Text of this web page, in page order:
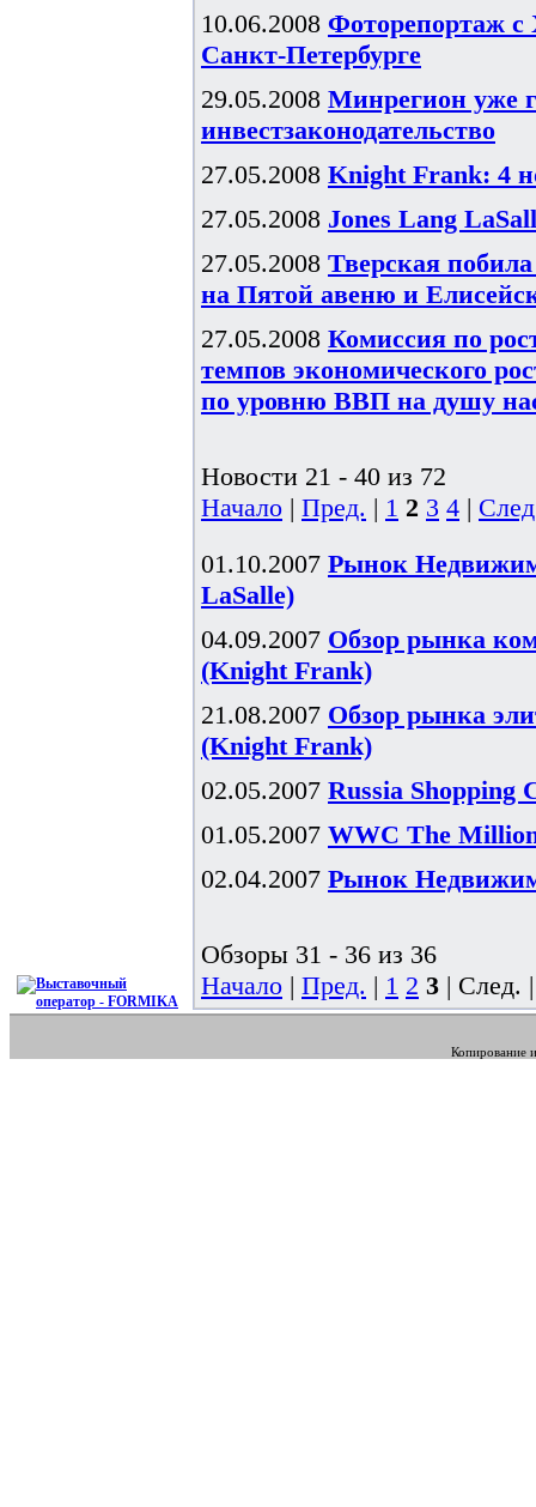
10.06.2008 Фоторепортаж с
Санкт-Петербурге
29.05.2008 Минрегион уже
инвестзаконодательство
27.05.2008 Knight Frank: 4
27.05.2008 Jones Lang
27.05.2008 Тверская
на Пятой авеню и
27.05.2008 Комиссия по
темпов экономического
по уровню ВВП на душу
Новости 21 - 40 из 72
Начало | Пред. | 1 2 3 4 |
01.10.2007 Рынок
LaSalle)
04.09.2007 Обзор рынка
(Knight Frank)
21.08.2007 Обзор рынка
(Knight Frank)
02.05.2007 Russia Shopping
01.05.2007 WWC The
02.04.2007 Рынок
Обзоры 31 - 36 из 36
Начало | Пред. | 1 2 3 | След.
Копирование